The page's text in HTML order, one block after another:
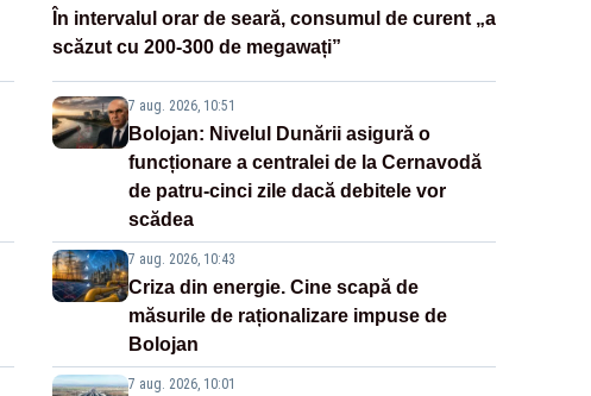
În intervalul orar de seară, consumul de curent „a
scăzut cu 200-300 de megawați”
7 aug. 2026, 10:51
Bolojan: Nivelul Dunării asigură o
funcționare a centralei de la Cernavodă
de patru-cinci zile dacă debitele vor
scădea
7 aug. 2026, 10:43
Criza din energie. Cine scapă de
măsurile de raționalizare impuse de
Bolojan
7 aug. 2026, 10:01